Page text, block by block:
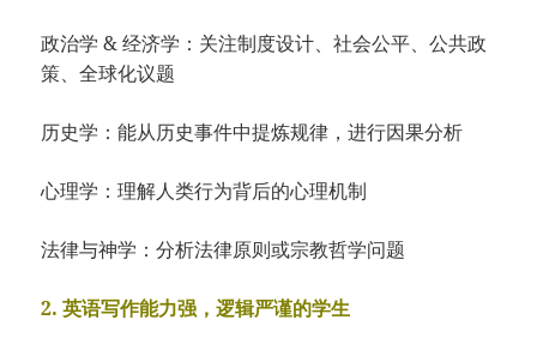
政治学 & 经济学：关注制度设计、社会公平、公共政
策、全球化议题
历史学：能从历史事件中提炼规律，进行因果分析
心理学：理解人类行为背后的心理机制
法律与神学：分析法律原则或宗教哲学问题
2. 英语写作能力强，逻辑严谨的学生